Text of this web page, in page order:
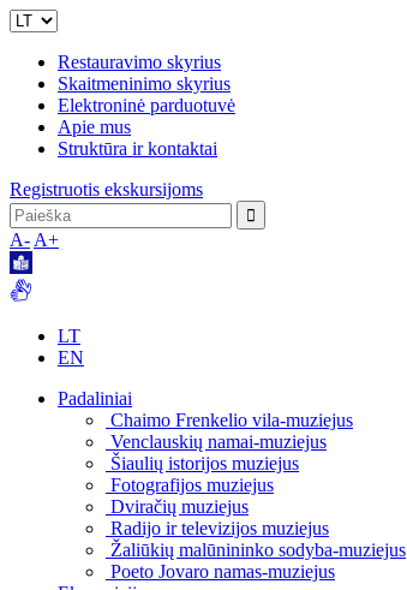
Restauravimo skyrius
Skaitmeninimo skyrius
Elektroninė parduotuvė
Apie mus
Struktūra ir kontaktai
Registruotis ekskursijoms
A- A+
LT
EN
Padaliniai
Chaimo Frenkelio vila-muziejus
Venclauskių namai-muziejus
Šiaulių istorijos muziejus
Fotografijos muziejus
Dviračių muziejus
Radijo ir televizijos muziejus
Žaliūkių malūnininko sodyba-muziejus
Poeto Jovaro namas-muziejus